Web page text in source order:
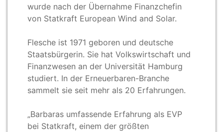
wurde nach der Übernahme Finanzchefin
von Statkraft European Wind and Solar.
Flesche ist 1971 geboren und deutsche
Staatsbürgerin. Sie hat Volkswirtschaft und
Finanzwesen an der Universität Hamburg
studiert. In der Erneuerbaren-Branche
sammelt sie seit mehr als 20 Erfahrungen.
„Barbaras umfassende Erfahrung als EVP
bei Statkraft, einem der größten